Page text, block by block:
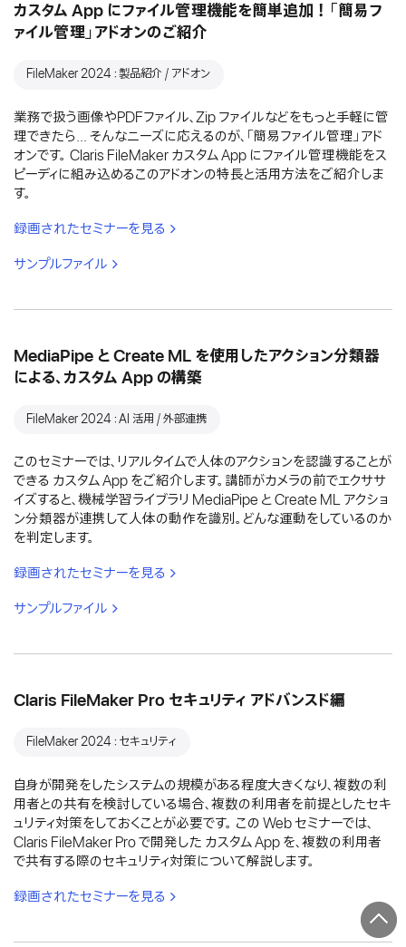
カスタム App にファイル管理機能を簡単追加！「簡易フ
ァイル管理」アドオンのご紹介
FileMaker 2024：製品紹介 / アドオン
業務で扱う画像やPDFファイル、Zip ファイルなどをもっと手軽に管
理できたら... そんなニーズに応えるのが、「簡易ファイル管理」アド
オンです。 Claris FileMaker カスタム App にファイル管理機能をス
ピーディに組み込めるこのアドオンの特長と活用方法をご紹介しま
す。
録画されたセミナーを見る
サンプルファイル
MediaPipe と Create ML を使用したアクション分類器
による、カスタム App の構築
FileMaker 2024：AI 活用 / 外部連携
このセミナーでは、リアルタイムで人体のアクションを認識することが
できる カスタム App をご紹介します。講師がカメラの前でエクササ
イズすると、機械学習ライブラリ MediaPipe と Create ML アクショ
ン分類器が連携して人体の動作を識別。どんな運動をしているのか
を判定します。
録画されたセミナーを見る
サンプルファイル
Claris FileMaker Pro セキュリティ アドバンスド編
FileMaker 2024：セキュリティ
自身が開発をしたシステムの規模がある程度大きくなり、複数の利
用者との共有を検討している場合、複数の利用者を前提としたセキ
ュリティ対策をしておくことが必要です。 この Web セミナーでは、
Claris FileMaker Pro で開発した カスタム App を、複数の利用者
で共有する際のセキュリティ対策について解説します。
録画されたセミナーを見る